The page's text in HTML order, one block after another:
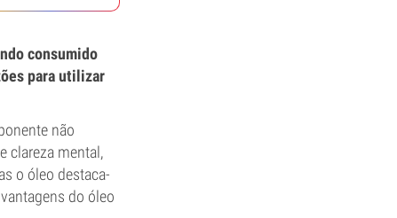
consumido
para utilizar
não
clareza mental,
o óleo destaca-
do óleo